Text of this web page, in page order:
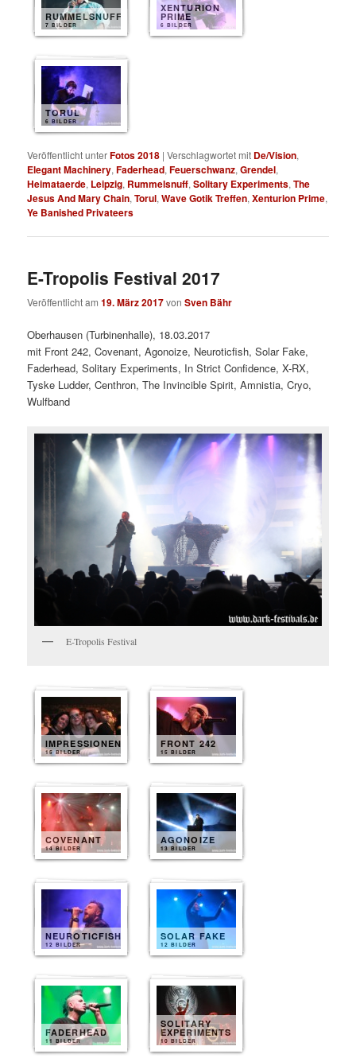
RUMMELSNUFF
7 BILDER
XENTURION
PRIME
6 BILDER
TORUL
6 BILDER
Veröffentlicht unterFotos 2018 |Verschlagwortet mit De/Vision,
Elegant Machinery,Faderhead,Feuerschwanz,Grendel,
Heimataerde, Leipzig, Rummelsnuff,Solitary Experiments,The
Jesus And Mary Chain,Torul,Wave Gotik Treffen,Xenturion Prime,
Ye Banished Privateers
E-Tropolis Festival 2017
Veröffentlicht am19. März 2017vonSven Bähr
Oberhausen (Turbinenhalle), 18.03.2017
mit Front 242, Covenant, Agonoize, Neuroticfish, Solar Fake,
Faderhead, Solitary Experiments, In Strict Confidence, X-RX,
Tyske Ludder, Centhron, The Invincible Spirit, Amnistia, Cryo,
Wulfband
E-Tropolis Festival
IMPRESSIONEN
15 BILDER
FRONT 242
15 BILDER
COVENANT
14 BILDER
AGONOIZE
13 BILDER
NEUROTICFISH
12 BILDER
SOLAR FAKE
12 BILDER
FADERHEAD
11 BILDER
SOLITARY
EXPERIMENTS
10 BILDER